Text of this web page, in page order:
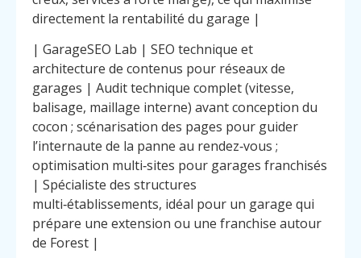
directement la rentabilité du garage |
| GarageSEO Lab | SEO technique et
architecture de contenus pour réseaux de
garages | Audit technique complet (vitesse,
balisage, maillage interne) avant conception du
cocon ; scénarisation des pages pour guider
l’internaute de la panne au rendez‑vous ;
optimisation multi‑sites pour garages franchisés
| Spécialiste des structures
multi‑établissements, idéal pour un garage qui
prépare une extension ou une franchise autour
de Forest |